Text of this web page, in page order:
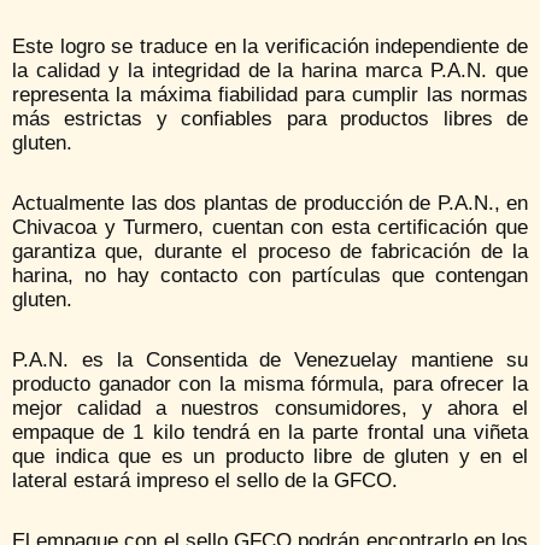
Este logro se traduce en la verificación independiente de
la calidad y la integridad de la harina marca P.A.N. que
representa la máxima fiabilidad para cumplir las normas
más estrictas y confiables para productos libres de
gluten.
Actualmente las dos plantas de producción de P.A.N., en
Chivacoa y Turmero, cuentan con esta certificación que
garantiza que, durante el proceso de fabricación de la
harina, no hay contacto con partículas que contengan
gluten.
P.A.N. es la Consentida de Venezuelay mantiene su
producto ganador con la misma fórmula, para ofrecer la
mejor calidad a nuestros consumidores, y ahora el
empaque de 1 kilo tendrá en la parte frontal una viñeta
que indica que es un producto libre de gluten y en el
lateral estará impreso el sello de la GFCO.